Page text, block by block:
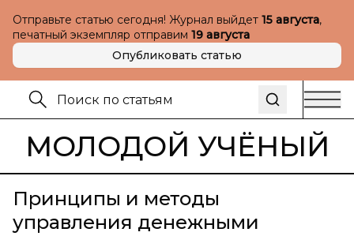
Отправьте статью сегодня! Журнал выйдет 15 августа,
печатный экземпляр отправим 19 августа
Опубликовать статью
МОЛОДОЙ УЧЁНЫЙ
Принципы и методы
управления денежными